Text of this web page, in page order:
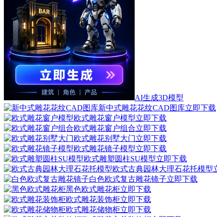
AI生成3D模型
新中式雕花花纹CAD图库立即下载
欧式雕花窗户模型立即下载
欧式雕花窗户组合立即下载
欧式雕花别墅大门立即下载
欧式雕花镜子模型立即下载
欧式雕塑圆柱SU模型立即下载
欧式古典园林大理石花托模型
白色欧式复古雕花镜子立即下载
黑色欧式雕花柜立即下载
欧式雕花装饰柜立即下载
欧式雕花储物柜立即下载